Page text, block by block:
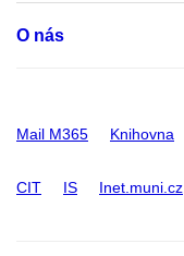
O nás
Mail M365 Knihovna
CIT IS Inet.muni.cz